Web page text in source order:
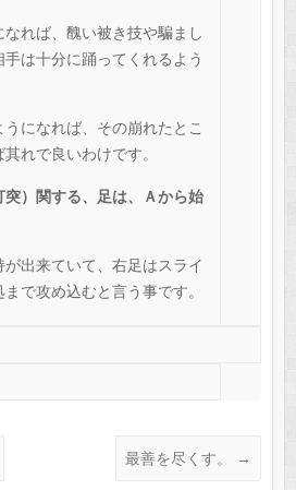
れば、醜い被き技や騙まし
は十分に踊ってくれるよう
になれば、その崩れたとこ
れで良いわけです。
）関する、足は、Ａから始
出来ていて、右足はスライ
で攻め込むと言う事です。
最善を尽くす。 →